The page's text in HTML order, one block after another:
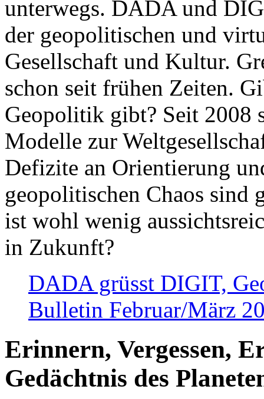
unterwegs. DADA und
der geopolitischen und
Gesellschaft und Kultur.
schon seit frühen Zeiten.
Geopolitik gibt? Seit 2008
Modelle zur
Defizite an Orientierung
geopolitischen Chaos sind
ist wohl wenig
in Zukunft?
DADA grüsst DIGIT,
Bulletin Februar/März
Erinnern, Vergessen,
Gedächtnis des